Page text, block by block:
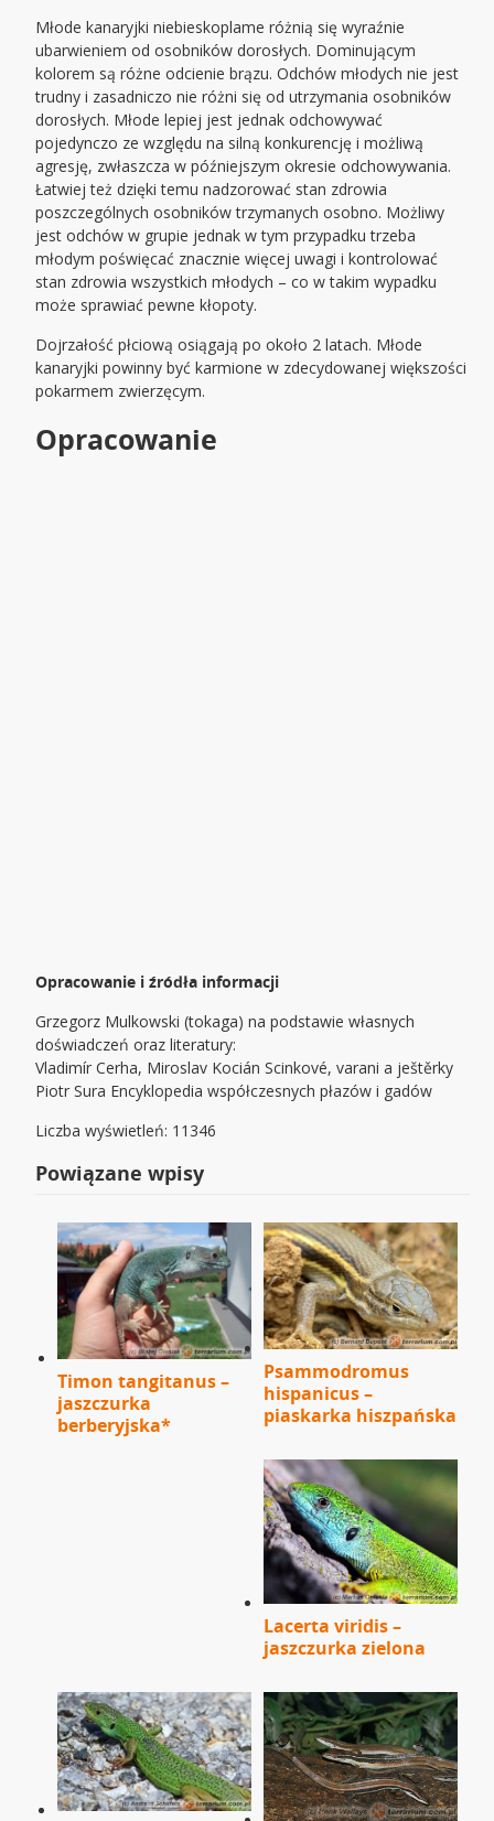
Młode kanaryjki niebieskoplame różnią się wyraźnie
ubarwieniem od osobników dorosłych. Dominującym
kolorem są różne odcienie brązu. Odchów młodych nie jest
trudny i zasadniczo nie różni się od utrzymania osobników
dorosłych. Młode lepiej jest jednak odchowywać
pojedynczo ze względu na silną konkurencję i możliwą
agresję, zwłaszcza w późniejszym okresie odchowywania.
Łatwiej też dzięki temu nadzorować stan zdrowia
poszczególnych osobników trzymanych osobno. Możliwy
jest odchów w grupie jednak w tym przypadku trzeba
młodym poświęcać znacznie więcej uwagi i kontrolować
stan zdrowia wszystkich młodych – co w takim wypadku
może sprawiać pewne kłopoty.
Dojrzałość płciową osiągają po około 2 latach. Młode
kanaryjki powinny być karmione w zdecydowanej większości
pokarmem zwierzęcym.
Opracowanie
Opracowanie i źródła informacji
Grzegorz Mulkowski (tokaga) na podstawie własnych
doświadczeń oraz literatury:
Vladimír Cerha, Miroslav Kocián Scinkové, varani a ještěrky
Piotr Sura Encyklopedia współczesnych płazów i gadów
Liczba wyświetleń: 11346
Powiązane wpisy
Timon tangitanus –
jaszczurka
berberyjska*
Psammodromus
hispanicus –
piaskarka hiszpańska
Lacerta viridis –
jaszczurka zielona